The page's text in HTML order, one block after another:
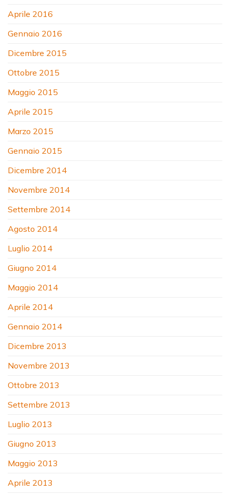
Aprile 2016
Gennaio 2016
Dicembre 2015
Ottobre 2015
Maggio 2015
Aprile 2015
Marzo 2015
Gennaio 2015
Dicembre 2014
Novembre 2014
Settembre 2014
Agosto 2014
Luglio 2014
Giugno 2014
Maggio 2014
Aprile 2014
Gennaio 2014
Dicembre 2013
Novembre 2013
Ottobre 2013
Settembre 2013
Luglio 2013
Giugno 2013
Maggio 2013
Aprile 2013